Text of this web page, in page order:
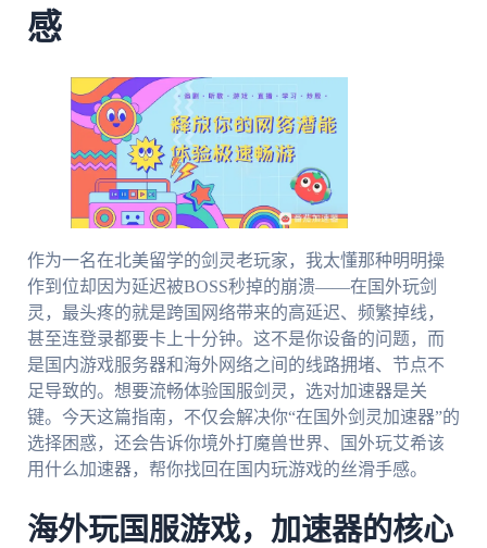
感
作为一名在北美留学的剑灵老玩家，我太懂那种明明操
作到位却因为延迟被BOSS秒掉的崩溃——在国外玩剑
灵，最头疼的就是跨国网络带来的高延迟、频繁掉线，
甚至连登录都要卡上十分钟。这不是你设备的问题，而
是国内游戏服务器和海外网络之间的线路拥堵、节点不
足导致的。想要流畅体验国服剑灵，选对加速器是关
键。今天这篇指南，不仅会解决你“在国外剑灵加速器”的
选择困惑，还会告诉你境外打魔兽世界、国外玩艾希该
用什么加速器，帮你找回在国内玩游戏的丝滑手感。
海外玩国服游戏，加速器的核心